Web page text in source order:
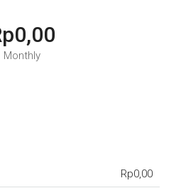
Monthly
Rp0,00